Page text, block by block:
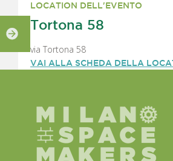
LOCATION DELL'EVENTO
Tortona 58
via Tortona 58
VAI ALLA SCHEDA DELLA